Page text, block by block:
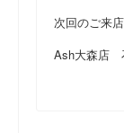
次回のご来
Ash大森店